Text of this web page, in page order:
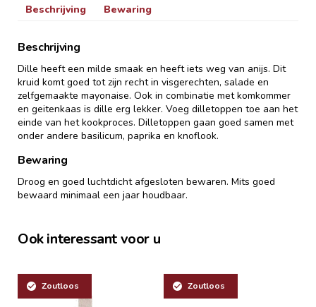
Beschrijving Bewaring
Beschrijving
Dille heeft een milde smaak en heeft iets weg van anijs. Dit
kruid komt goed tot zijn recht in visgerechten, salade en
zelfgemaakte mayonaise. Ook in combinatie met komkommer
en geitenkaas is dille erg lekker. Voeg dilletoppen toe aan het
einde van het kookproces. Dilletoppen gaan goed samen met
onder andere basilicum, paprika en knoflook.
Bewaring
Droog en goed luchtdicht afgesloten bewaren. Mits goed
bewaard minimaal een jaar houdbaar.
Ook interessant voor u
Zoutloos Zoutloos